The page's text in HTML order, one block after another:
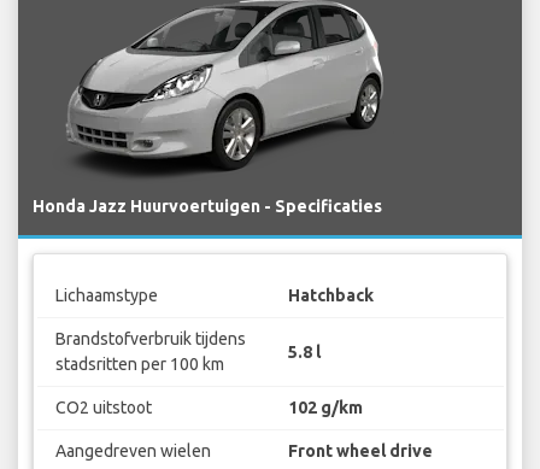
Honda Jazz Huurvoertuigen - Specificaties
Lichaamstype Hatchback
Brandstofverbruik tijdens
stadsritten per 100 km
5.8 l
CO2 uitstoot 102 g/km
Aangedreven wielen Front wheel drive